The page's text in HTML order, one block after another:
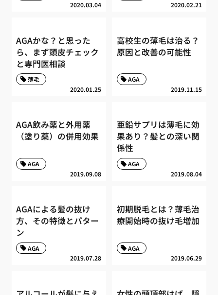
2020.03.04 2020.02.21
AGAかな？と思った
ら、まず頭皮チェック
と専門医相談
2020.01.25
薄毛
高校生の薄毛は治る？
原因と改善の可能性
2019.11.15
AGA
AGA飲み薬と外用薬
（塗り薬）の併用効果
2019.09.08
AGA
亜鉛サプリは薄毛に効
果あり？髪との深い関
係性
2019.08.04
AGA
AGAによる髪の抜け
方、その特徴とパター
ン
2019.07.28
AGA
初期脱毛とは？薄毛治
療開始時の抜け毛増加
2019.06.29
AGA